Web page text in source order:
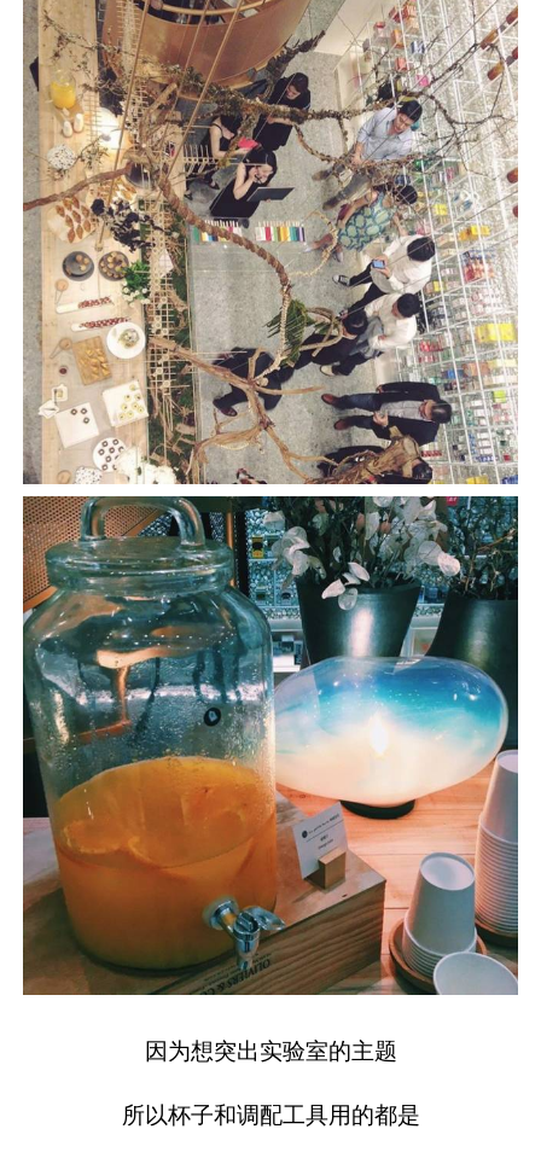
因为想突出实验室的主题
所以杯子和调配工具用的都是